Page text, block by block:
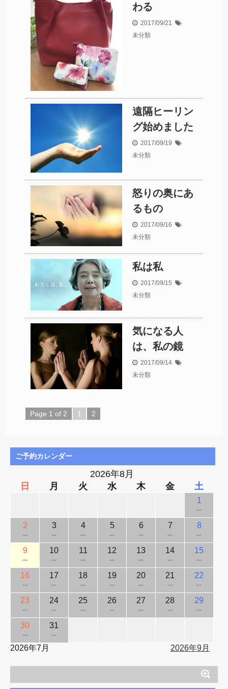
わる
2017/09/21
未分類
遠隔ヒーリン
グ始めました
2017/09/19
未分類
怒りの奥にあ
るもの
2017/09/16
未分類
私は私
2017/09/15
未分類
気になる人
は、私の鏡
2017/09/14
未分類
Page 1 of 2 1 2
ご予約カレンダー
2026年8月
日
月 火 水 木 金 土
1
－
2
－
3
－
4
－
5
－
6
－
7
－
8
－
9
－
10
－
11
－
12
－
13
－
14
－
15
－
16
－
17
－
18
－
19
－
20
－
21
－
22
－
23
－
24
－
25
－
26
－
27
－
28
－
29
－
30
－
31
－
2026年7月 2026年9月